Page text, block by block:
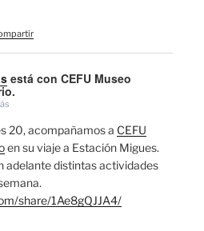
está con CEFU Museo
20, acompañamos a CEFU
en su viaje a Estación Migues.
adelante distintas actividades
share/1Ae8gQJJA4/